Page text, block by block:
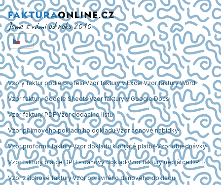
Jsme s vámi od roku 2010
Vzory faktur podle profesíVzor faktury v ExcelVzor faktury Word
Vzor faktury Google SheetsVzor faktury v Google Docs
Vzor faktury PDFVzor dodacího listu
Vzor příjmového pokladního dokladuVzor cenové nabídky
Vzor proforma fakturyVzor dokladu k přijaté platběVzor objednávky
Vzor faktury plátce DPH - daňový dokladVzor faktury neplátce DPH
Vzor zálohové fakturyVzor opravného daňového dokladu